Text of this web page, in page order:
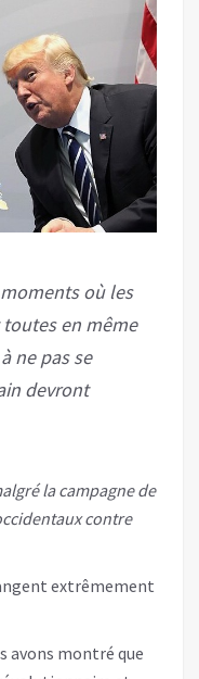
où les
en même
ne pas se
devront
la campagne de
contre
extrêmement
avons montré que